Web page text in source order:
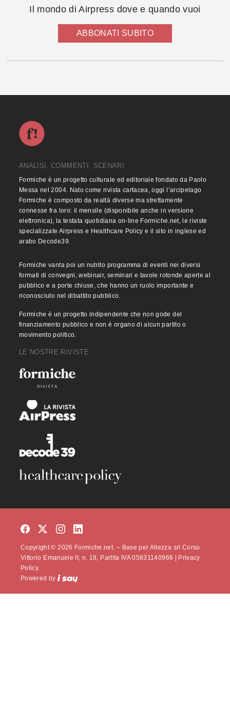
Il mondo di Airpress dove e quando vuoi
ABBONATI SUBITO
ANALISI, COMMENTI, SCENARI
Formiche è un progetto culturale ed editoriale fondato da Paolo
Messa nel 2004. Nato come rivista cartacea, oggi l’arcipelago
Formiche è composto da realtà diverse ma strettamente
connesse fra loro: il mensile (disponibile anche in versione
elettronica), la testata quotidiana on-line Formiche.net, le riviste
specializzate Airpress e Healthcare Policy e il sito in inglese ed
arabo Decode39.
Formiche vanta poi un nutrito programma di eventi nei diversi
formati di convegni, webinair, seminari e tavole rotonde aperte al
pubblico e a porte chiuse, che hanno un ruolo importante e
riconosciuto nel dibattito pubblico.
Formiche è un progetto indipendente che non gode del
finanziamento pubblico e non è organo di alcun partito o
movimento politico.
LE NOSTRE RIVISTE
Copyright © 2026 Formiche.net. – Base per Altezza srl Corso
Vittorio Emanuele II, n. 18, Partita IVA 05831140966 |
Privacy
Policy.
Powered by